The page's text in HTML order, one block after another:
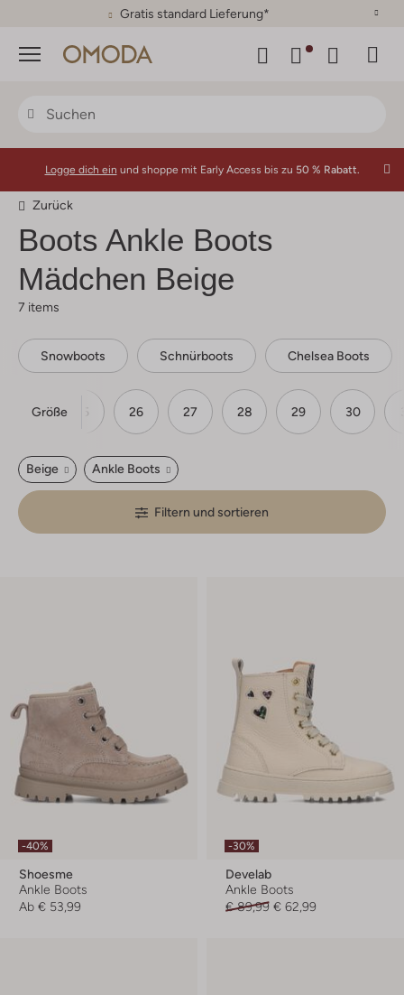
30 Tage Rückgaberecht
Menü
Logge dich ein und shoppe mit Early Access bis zu 50 % Rabatt.
Zurück
Boots Ankle Boots
Mädchen Beige
7 items
Snowboots Schnürboots Chelsea Boots
Größe
24 25 26 27 28 29 30
Beige Ankle Boots
Filtern und sortieren
-40%
Shoesme
Ankle Boots
Ab € 53,99
-30%
Develab
Ankle Boots
€ 89,99 € 62,99